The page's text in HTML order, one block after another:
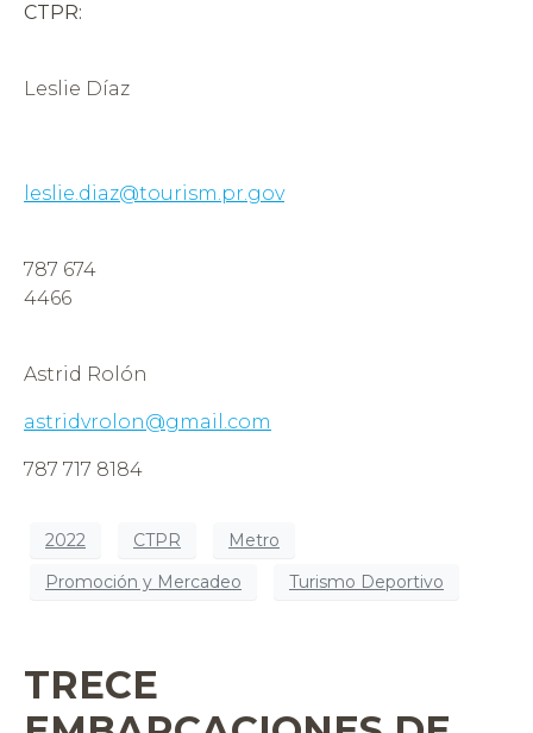
CTPR:
Leslie Díaz
leslie.diaz@tourism.pr.gov
787 674
4466
Astrid Rolón
astridvrolon@gmail.com
787 717 8184
2022 CTPR
Metro
Promoción y Mercadeo
Turismo Deportivo
TRECE